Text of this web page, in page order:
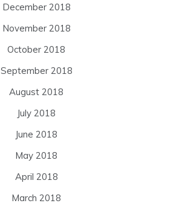
December 2018
November 2018
October 2018
September 2018
August 2018
July 2018
June 2018
May 2018
April 2018
March 2018